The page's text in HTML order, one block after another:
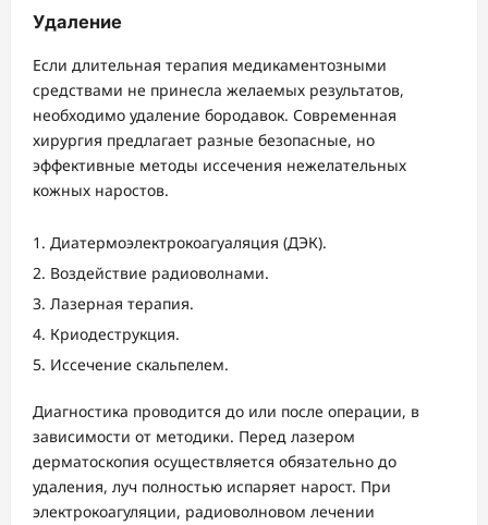
Удаление
Если длительная терапия медикаментозными
средствами не принесла желаемых результатов,
необходимо удаление бородавок. Современная
хирургия предлагает разные безопасные, но
эффективные методы иссечения нежелательных
кожных наростов.
Диатермоэлектрокоагуаляция (ДЭК).
Воздействие радиоволнами.
Лазерная терапия.
Криодеструкция.
Иссечение скальпелем.
Диагностика проводится до или после операции, в
зависимости от методики. Перед лазером
дерматоскопия осуществляется обязательно до
удаления, луч полностью испаряет нарост. При
электрокоагуляции, радиоволновом лечении